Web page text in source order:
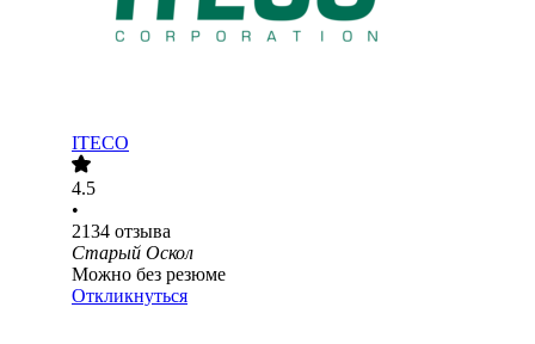
ITECO
4.5
•
2134 отзыва
Старый Оскол
Можно без резюме
Откликнуться